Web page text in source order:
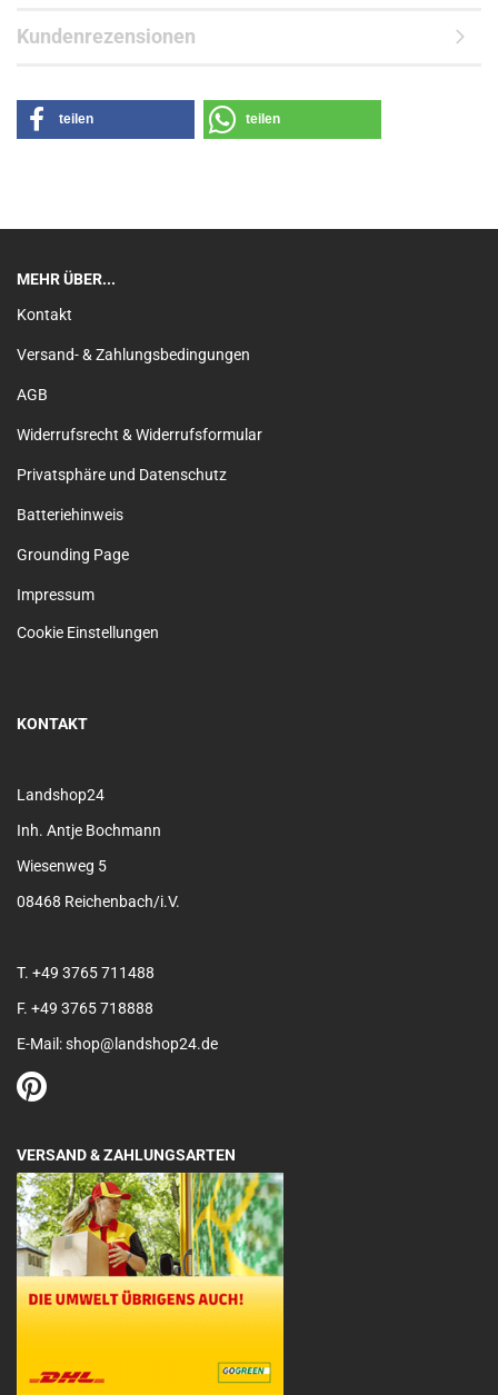
Kundenrezensionen
teilen teilen
MEHR ÜBER...
Kontakt
Versand- & Zahlungsbedingungen
AGB
Widerrufsrecht & Widerrufsformular
Privatsphäre und Datenschutz
Batteriehinweis
Grounding Page
Impressum
Cookie Einstellungen
KONTAKT
Landshop24
Inh. Antje Bochmann
Wiesenweg 5
08468 Reichenbach/i.V.
T. +49 3765 711488
F. +49 3765 718888
E-Mail: shop@landshop24.de
VERSAND & ZAHLUNGSARTEN